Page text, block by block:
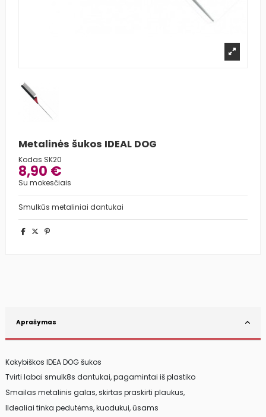
Metalinės šukos IDEAL DOG
Kodas SK20
8,90 €
Su mokesčiais
Smulkūs metaliniai dantukai
Aprašymas
Kokybiškos IDEA DOG šukos
Tvirti labai smulk8s dantukai, pagamintai iš plastiko
Smailas metalinis galas, skirtas praskirti plaukus,
IIdealiai tinka pedutėms, kuodukui, ūsams